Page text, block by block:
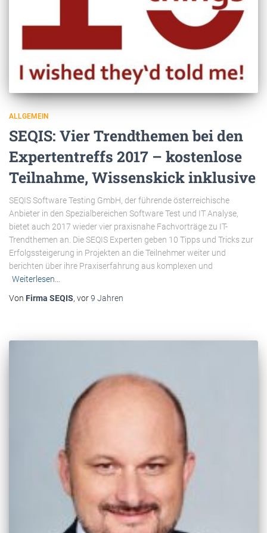
ALLGEMEIN
SEQIS: Vier Trendthemen bei den
Expertentreffs 2017 – kostenlose
Teilnahme, Wissenskick inklusive
SEQIS Software Testing GmbH, der führende österreichische
Anbieter in den Spezialbereichen Software Test und IT Analyse,
bietet auch 2017 wieder vier praxisnahe Fachvorträge zu IT-
Trendthemen an. Die SEQIS Experten geben 10 Tipps und Tricks zur
Erfolgssteigerung in Projekten an die Teilnehmer weiter und
berichten über ihre Praxiserfahrung aus komplexen und
Weiterlesen…
Von Firma SEQIS, vor9 Jahren